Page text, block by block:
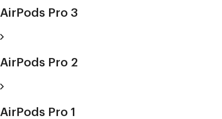
AirPods Pro 3
AirPods Pro 2
AirPods Pro 1